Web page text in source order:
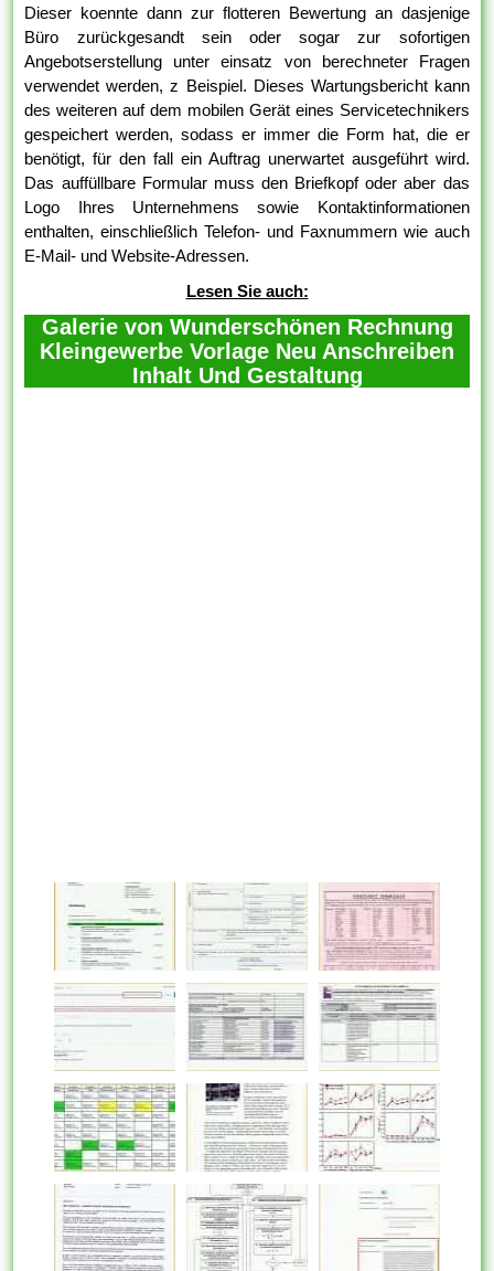
Dieser koennte dann zur flotteren Bewertung an dasjenige
Büro zurückgesandt sein oder sogar zur sofortigen
Angebotserstellung unter einsatz von berechneter Fragen
verwendet werden, z Beispiel. Dieses Wartungsbericht kann
des weiteren auf dem mobilen Gerät eines Servicetechnikers
gespeichert werden, sodass er immer die Form hat, die er
benötigt, für den fall ein Auftrag unerwartet ausgeführt wird.
Das auffüllbare Formular muss den Briefkopf oder aber das
Logo Ihres Unternehmens sowie Kontaktinformationen
enthalten, einschließlich Telefon- und Faxnummern wie auch
E-Mail- und Website-Adressen.
Lesen Sie auch:
Galerie von Wunderschönen Rechnung
Kleingewerbe Vorlage Neu Anschreiben
Inhalt Und Gestaltung